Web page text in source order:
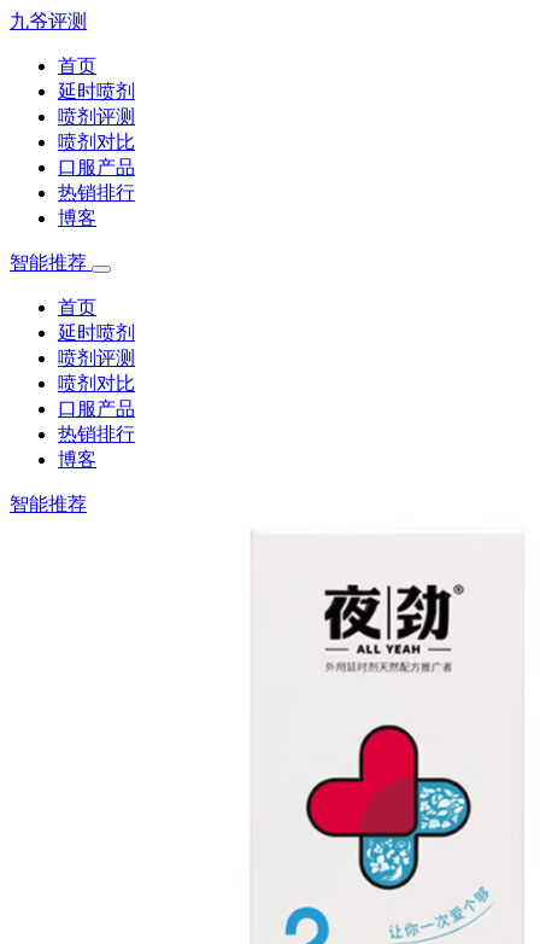
九爷评测
首页
延时喷剂
喷剂评测
喷剂对比
口服产品
热销排行
博客
智能推荐
首页
延时喷剂
喷剂评测
喷剂对比
口服产品
热销排行
博客
智能推荐